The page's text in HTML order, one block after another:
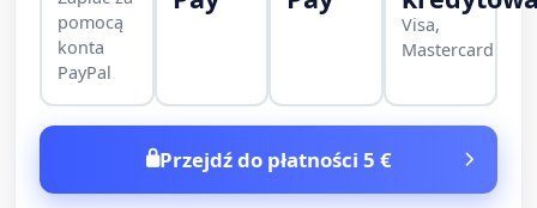
pomocą
konta
PayPal
Visa,
Mastercard
Przejdź do płatności 5 €